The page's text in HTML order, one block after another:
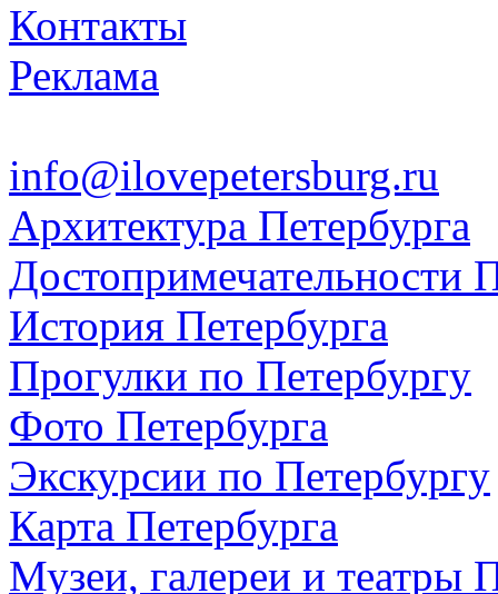
Контакты
Реклама
info@ilovepetersburg.ru
Архитектура Петербурга
Достопримечательности
История Петербурга
Прогулки по Петербургу
Фото Петербурга
Экскурсии по Петербургу
Карта Петербурга
Музеи, галереи и театры